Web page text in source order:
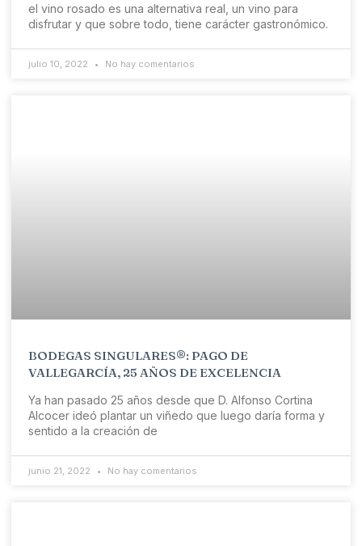
el vino rosado es una alternativa real, un vino para
disfrutar y que sobre todo, tiene carácter gastronómico.
julio 10, 2022 No hay comentarios
BODEGAS SINGULARES®: PAGO DE
VALLEGARCÍA, 25 AÑOS DE EXCELENCIA
Ya han pasado 25 años desde que D. Alfonso Cortina
Alcocer ideó plantar un viñedo que luego daría forma y
sentido a la creación de
junio 21, 2022 No hay comentarios